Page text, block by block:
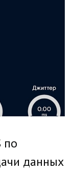
по
данных